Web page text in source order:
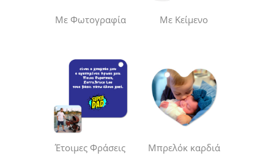
Με Φωτογραφία Με Κείμενο
Έτοιμες Φράσεις Μπρελόκ καρδιά